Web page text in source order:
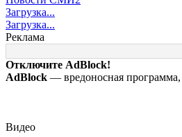
перечень
оснований для
выдворения
мигрантов
от них
Загрузка...
Загрузка...
Реклама
Отключите AdBlock!
AdBlock — вредоносная
Видео